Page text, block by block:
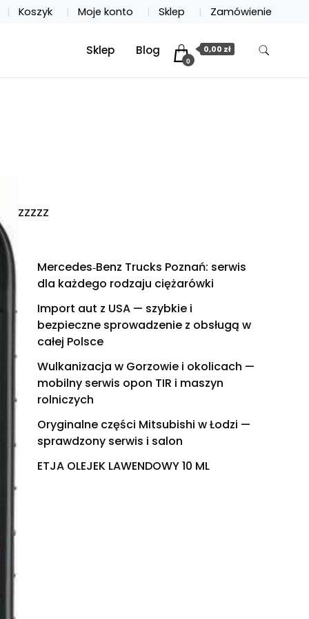
Koszyk Moje konto Sklep Zamówienie
Sklep Blog
0
0,00 zł
zzzzz
Mercedes‑Benz Trucks Poznań: serwis
dla każdego rodzaju ciężarówki
Import aut z USA — szybkie i
bezpieczne sprowadzenie z obsługą w
całej Polsce
Wulkanizacja w Gorzowie i okolicach —
mobilny serwis opon TIR i maszyn
rolniczych
Oryginalne części Mitsubishi w Łodzi —
sprawdzony serwis i salon
ETJA OLEJEK LAWENDOWY 10 ML